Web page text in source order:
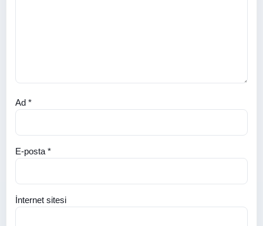
Ad *
E-posta *
İnternet sitesi